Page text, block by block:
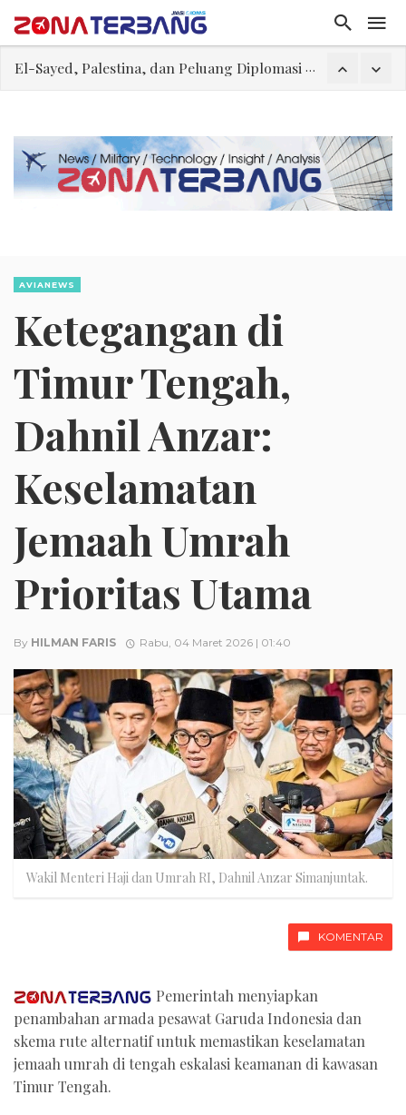
FWK: Presiden dan Masyarakat Perlu Gunakan Bahasa yang Santun
Megaproyek Panas Bumi PT Star Energy Dikeluhkan Warga Lampung Barat, Rumah Rusak hingga Dugaan Pelanggaran Lingkungan
Asal Muasal Ilmu Politik
Gangguan Kontrol Lalin Udara Kacaukan Widwest
AVIANEWS
Ketegangan di
Timur Tengah,
Dahnil Anzar:
Keselamatan
Jemaah Umrah
Prioritas Utama
By HILMAN FARIS Rabu, 04 Maret 2026 | 01:40
Wakil Menteri Haji dan Umrah RI, Dahnil Anzar Simanjuntak.
KOMENTAR
Pemerintah menyiapkan
penambahan armada pesawat Garuda Indonesia dan
skema rute alternatif untuk memastikan keselamatan
jemaah umrah di tengah eskalasi keamanan di kawasan
Timur Tengah.